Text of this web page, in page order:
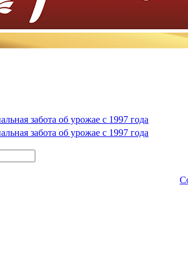
забота об урожае с 1997 года
забота об урожае с 1997 года